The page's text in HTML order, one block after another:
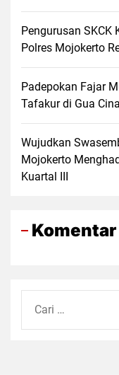
Pengurusan SKCK
Polres Mojokerto
Padepokan Fajar
Tafakur di Gua
Wujudkan
Mojokerto
Kuartal III
untuk: